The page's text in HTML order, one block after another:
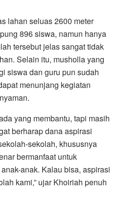
lahan seluas 2600 meter
896 siswa, namun hanya
tersebut jelas sangat tidak
Selain itu, musholla yang
siswa dan guru pun sudah
menunjang kegiatan
yang membantu, tapi masih
berharap dana aspirasi
sekolah, khususnya
bermanfaat untuk
anak. Kalau bisa, aspirasi
kami,” ujar Khoiriah penuh